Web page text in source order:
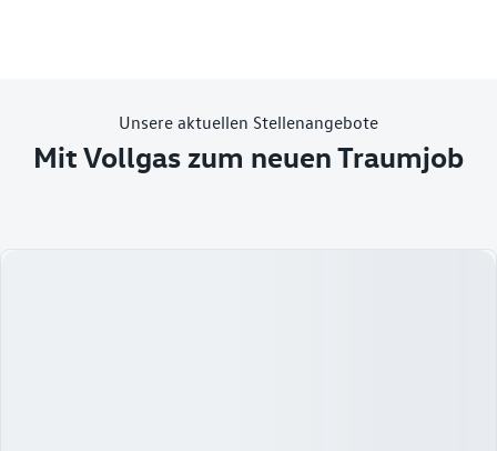
Unsere aktuellen Stellenangebote
Mit Vollgas zum neuen Traumjob